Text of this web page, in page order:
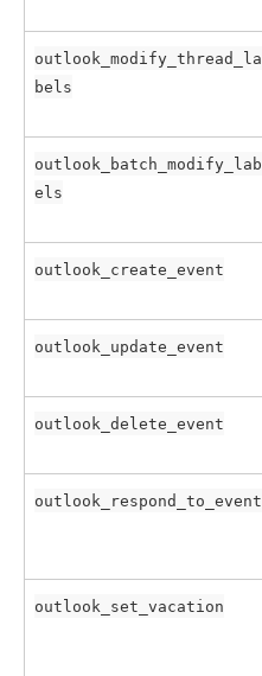
outlook_modify_thread_la
bels
outlook_batch_modify_lab
els
outlook_create_event
outlook_update_event
outlook_delete_event
outlook_respond_to_event
outlook_set_vacation